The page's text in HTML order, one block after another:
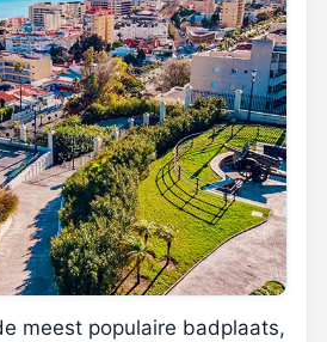
meest populaire badplaats,